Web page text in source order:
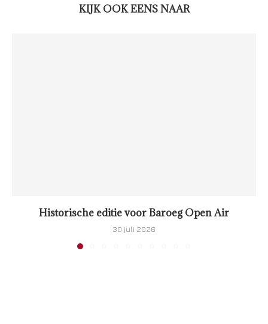
KIJK OOK EENS NAAR
Historische editie voor Baroeg Open Air
30 juli 2026